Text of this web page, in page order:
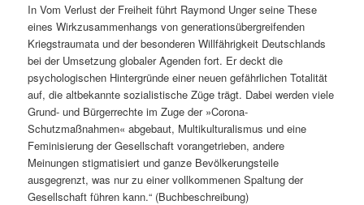
In Vom Verlust der Freiheit führt Raymond Unger seine These
eines Wirkzusammenhangs von generationsübergreifenden
Kriegstraumata und der besonderen Willfährigkeit Deutschlands
bei der Umsetzung globaler Agenden fort. Er deckt die
psychologischen Hintergründe einer neuen gefährlichen Totalität
auf, die altbekannte sozialistische Züge trägt. Dabei werden viele
Grund- und Bürgerrechte im Zuge der »Corona-
Schutzmaßnahmen« abgebaut, Multikulturalismus und eine
Feminisierung der Gesellschaft vorangetrieben, andere
Meinungen stigmatisiert und ganze Bevölkerungsteile
ausgegrenzt, was nur zu einer vollkommenen Spaltung der
Gesellschaft führen kann.“ (Buchbeschreibung)